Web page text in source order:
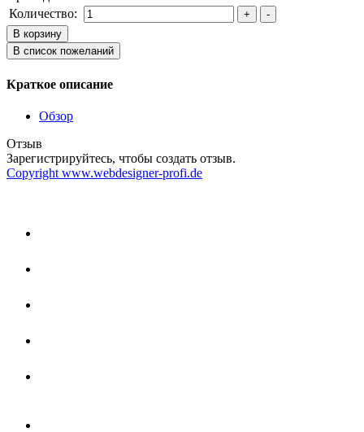
Количество:
Краткое описание
Обзор
Отзыв
Зарегистрируйтесь, чтобы создать отзыв.
Copyright www.webdesigner-profi.de